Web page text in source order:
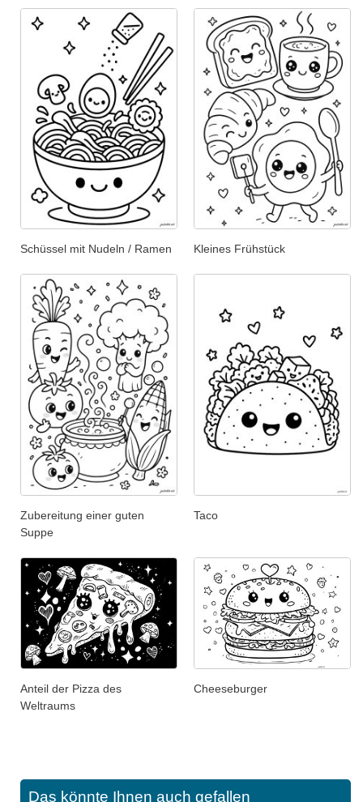
Schüssel mit Nudeln / Ramen Kleines Frühstück
Zubereitung einer guten
Suppe
Taco
Anteil der Pizza des
Weltraums
Cheeseburger
Das könnte Ihnen auch gefallen